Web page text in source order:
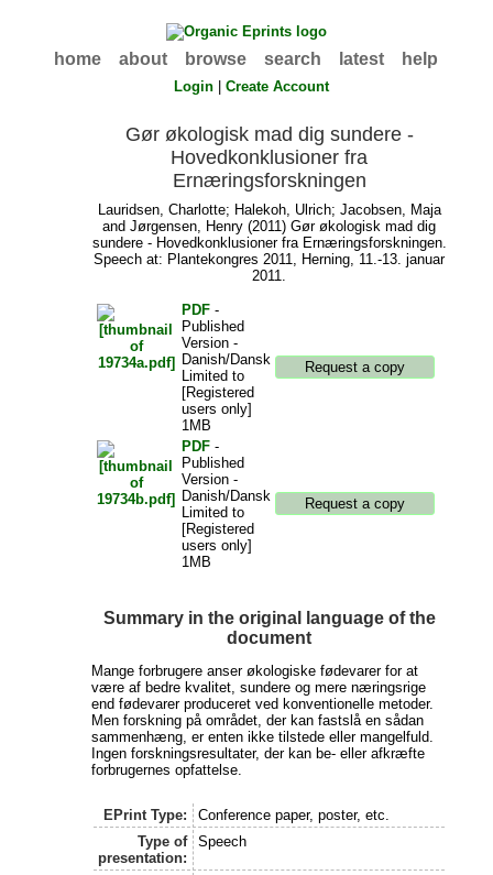
home about browse search latest help
Login |Create Account
Gør økologisk mad dig sundere -
Hovedkonklusioner fra
Ernæringsforskningen
Lauridsen, Charlotte; Halekoh, Ulrich; Jacobsen, Maja
andJørgensen, Henry (2011) Gør økologisk mad dig
sundere - Hovedkonklusioner fra Ernæringsforskningen.
Speech at: Plantekongres 2011, Herning, 11.-13. januar
2011.
PDF -
Published
Version -
Danish/Dansk
Limited to
[Registered
users only]
1MB
PDF -
Published
Version -
Danish/Dansk
Limited to
[Registered
users only]
1MB
Summary in the original language of the
document
Mange forbrugere anser økologiske fødevarer for at
være af bedre kvalitet, sundere og mere næringsrige
end fødevarer produceret ved konventionelle metoder.
Men forskning på området, der kan fastslå en sådan
sammenhæng, er enten ikke tilstede eller mangelfuld.
Ingen forskningsresultater, der kan be- eller afkræfte
forbrugernes opfattelse.
EPrint Type:
Conference paper, poster, etc.
Type of
presentation:
Speech